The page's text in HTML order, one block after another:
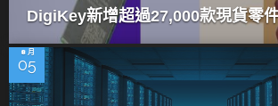
DigiKey新增超過27,000款現貨零
8 月
05